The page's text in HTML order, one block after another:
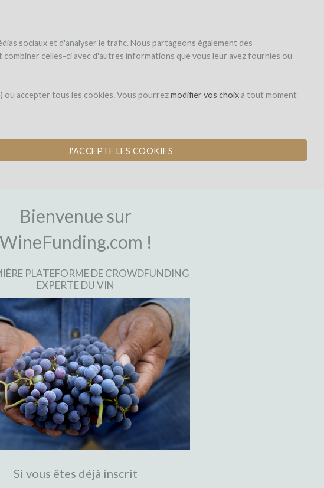
sociaux et d'analyser le trafic. Nous partageons également des
celles-ci avec d'autres informations que vous leur avez fournies ou
ou accepter tous les cookies. Vous pourrezmodifier vos choixà tout moment
J'ACCEPTE LES COOKIES
Bienvenue sur
WineFunding.com !
PLATEFORME DE CROWDFUNDING
EXPERTE DU VIN
Si vous êtes déjà inscrit